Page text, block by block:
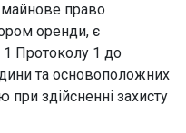
право
оренди, є
1 Протоколу 1 до
та основоположних
при здійсненні захисту